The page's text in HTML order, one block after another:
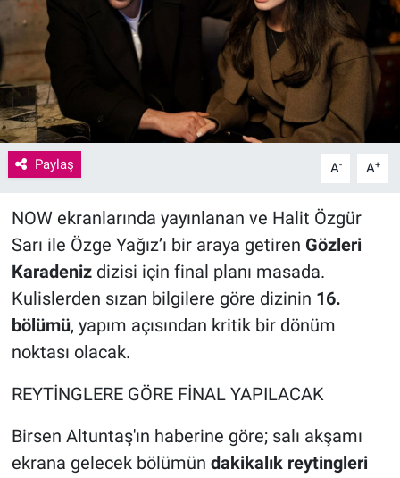
Paylaş A- A+
NOW ekranlarında yayınlanan ve Halit Özgür
Sarı ile Özge Yağız’ı bir araya getiren Gözleri
Karadenizdizisi için final planı masada.
Kulislerden sızan bilgilere göre dizinin 16.
bölümü, yapım açısından kritik bir dönüm
noktası olacak.
REYTİNGLERE GÖRE FİNAL YAPILACAK
Birsen Altuntaş'ın haberine göre; salı akşamı
ekrana gelecek bölümün dakikalık reytingleri